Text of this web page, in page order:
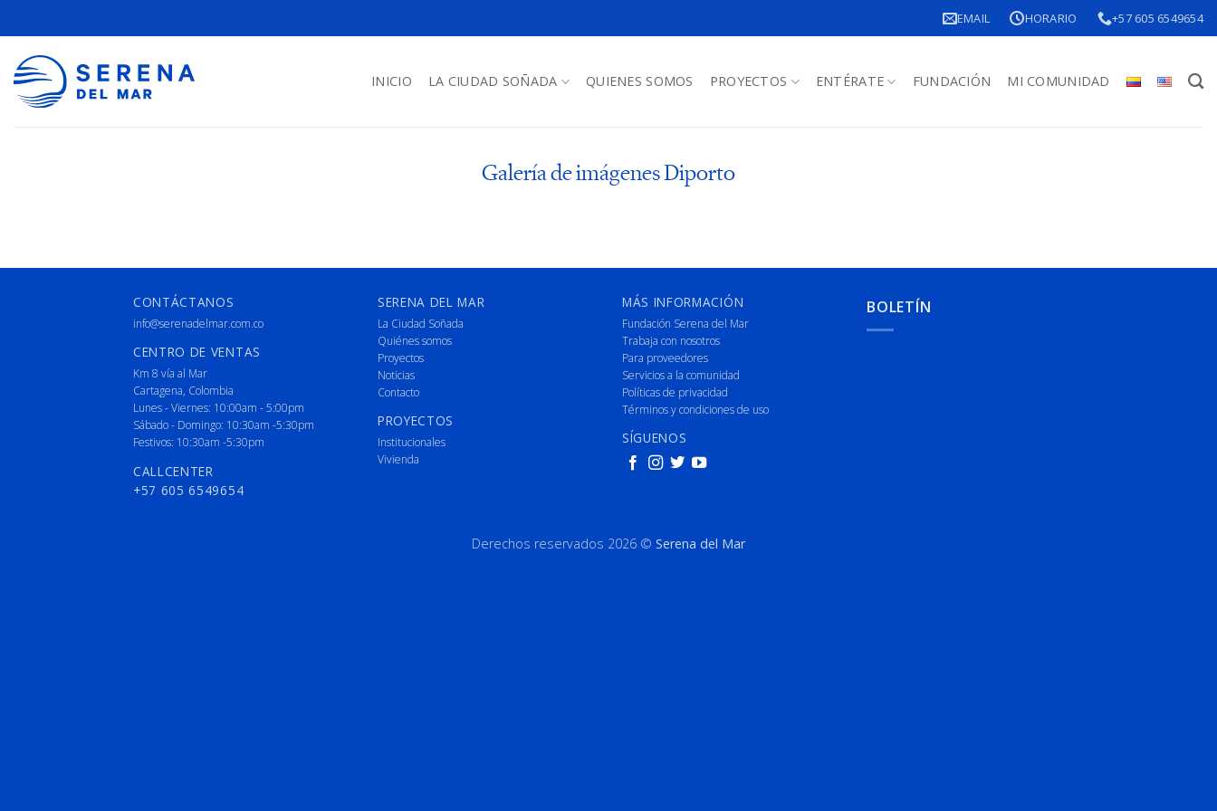
EMAIL HORARIO +57 605 6549654
INICIO LA CIUDAD SOÑADA QUIENES SOMOS PROYECTOS ENTÉRATE FUNDACIÓN MI COMUNIDAD
Galería de imágenes Diporto
CONTÁCTANOS
info@serenadelmar.com.co
CENTRO DE VENTAS
Km 8 vía al Mar
Cartagena, Colombia
Lunes - Viernes: 10:00am - 5:00pm
Sábado - Domingo: 10:30am -5:30pm
Festivos: 10:30am -5:30pm
CALLCENTER
+57 605 6549654
SERENA DEL MAR
La Ciudad Soñada
Quiénes somos
Proyectos
Noticias
Contacto
PROYECTOS
Institucionales
Vivienda
MÁS INFORMACIÓN
Fundación Serena del Mar
Trabaja con nosotros
Para proveedores
Servicios a la comunidad
Políticas de privacidad
Términos y condiciones de uso
SÍGUENOS
BOLETÍN
Derechos reservados 2026 © Serena del Mar